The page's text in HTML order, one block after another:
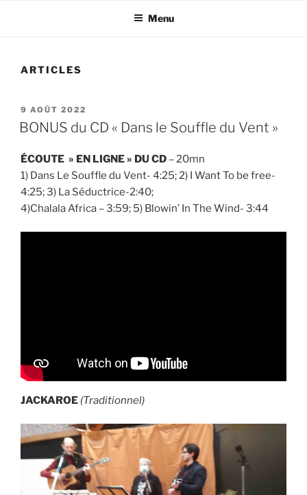
Menu
ARTICLES
PUBLIÉ
LE
9 AOÛT 2022
BONUS du CD « Dans le Souffle du Vent »
ÉCOUTE » EN LIGNE » DU CD – 20mn
1) Dans Le Souffle du Vent- 4:25; 2) I Want To be free-
4:25; 3) La Séductrice-2:40;
4)Chalala Africa – 3:59; 5) Blowin’ In The Wind- 3:44
JACKAROE (Traditionnel)